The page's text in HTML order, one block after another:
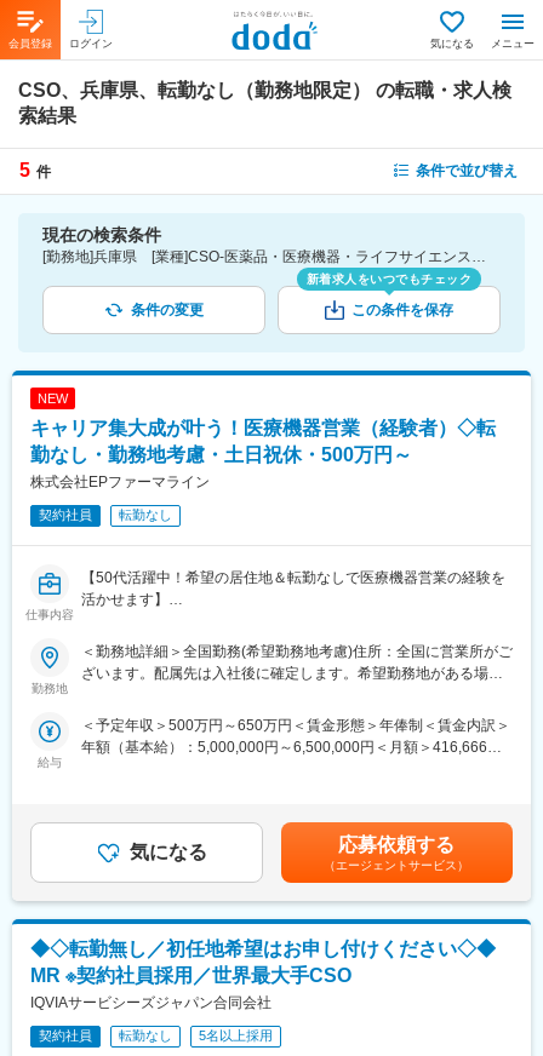
会員登録 ログイン 気になる メニュー
CSO、兵庫県、転勤なし（勤務地限定）
の転職・求人検
索結果
5 件 条件で並び替え
現在の検索条件
[勤務地]兵庫県 [業種]CSO-医薬品・医療機器・ライフサイエンス・医療系サービス [こだわり条件ピックアップ]転勤なし（勤務地限定） [詳細条件](募集・採用情報)転勤なし（勤務地限定）
条件の変更
新着求人をいつでもチェック
この条件を保存
NEW
キャリア集大成が叶う！医療機器営業（経験者）◇転
勤なし・勤務地考慮・土日祝休・500万円～
株式会社EPファーマライン
契約社員 転勤なし
仕事内容
【50代活躍中！希望の居住地＆転勤なしで医療機器営業の経験を
活かせます】
【はじめに】
大手CSO、EPファーマラインでは医療機器営業においてベテラン
方が可能です。
主に医療機器メーカーを早期退職したメンバー、介護などで短期
【業務内容】
入社後は配属前研修を受けたのち、当社クライアントである医療
機器メーカーへ配属されます。
行っていただくお仕事は、医療機器メーカーとして製品のシェア
拡大と適正使用のための働きかけ。
医療機器営業時代に培った経験をそのまま活かしていただきま
す。
今までのご経験を活かせるプロジェクトをご提案いたします。
勤務地
＜勤務地詳細＞全国勤務(希望勤務地考慮)住所：全国に営業所がご
ざいます。配属先は入社後に確定します。希望勤務地がある場合
ます。）変更の範囲：会社の定める事業所
給与
＜予定年収＞500万円～650万円＜賃金形態＞年俸制＜賃金内訳＞
年額（基本給）：5,000,000円～6,500,000円＜月額＞416,666円
気になる 応募依頼する
（エージェントサービス）
◆◇転勤無し／初任地希望はお申し付けください◇◆
MR ※契約社員採用／世界最大手CSO
IQVIAサービシーズジャパン合同会社
契約社員 転勤なし 5名以上採用